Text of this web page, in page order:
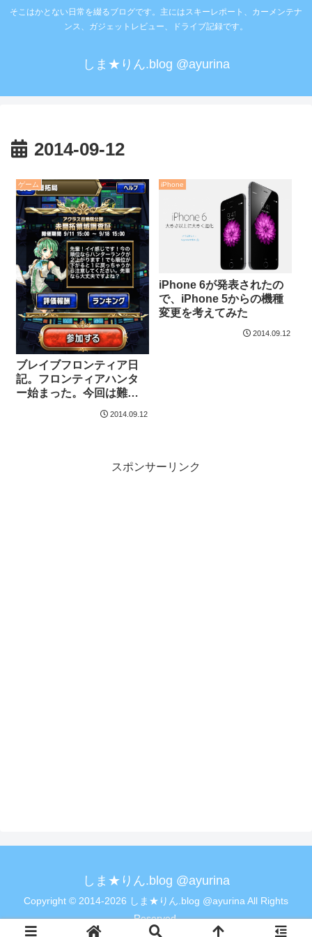
そこはかとない日常を綴るブログです。主にはスキーレポート、カーメンテナ
ンス、ガジェットレビュー、ドライブ記録です。
しま★りん.blog @ayurina
2014-09-12
ゲーム
ブレイブフロンティア日
記。フロンティアハンタ
ー始まった。今回は難易
2014.09.12
iPhone
iPhone 6が発表されたの
で、iPhone 5からの機種
変更を考えてみた
2014.09.12
スポンサーリンク
しま★りん.blog @ayurina
Copyright © 2014-2026 しま★りん.blog @ayurina All Rights
Reserved.